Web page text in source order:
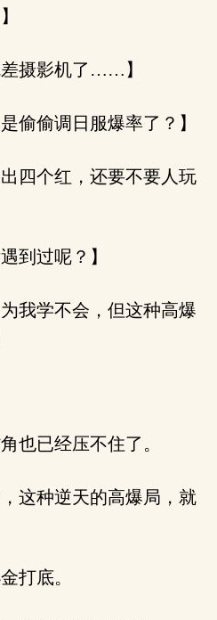
摄影机了……】
偷偷调日服爆率了？】
四个红，还要不要人玩
到过呢？】
我学不会，但这种高爆
也已经压不住了。
这种逆天的高爆局，就
打底。